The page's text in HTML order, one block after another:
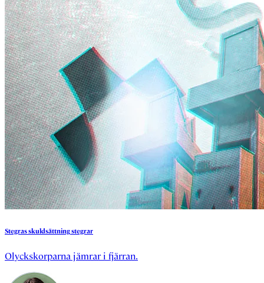
Stegrasskuldsättningstegrar
Olyckskorparna jämrar i fjärran.